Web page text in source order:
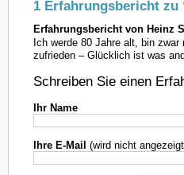
1 Erfahrungsbericht zu
Erfahrungsbericht von Heinz
Ich werde 80 Jahre alt, bin
zufrieden – Glücklich ist was
Schreiben Sie einen
Ihr Name
Ihre E-Mail (wird nicht